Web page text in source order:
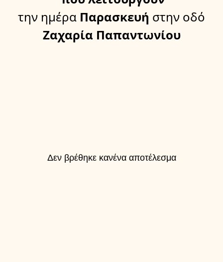
την ημέρα Παρασκευή στην οδό
Ζαχαρία Παπαντωνίου
Δεν βρέθηκε κανένα αποτέλεσμα